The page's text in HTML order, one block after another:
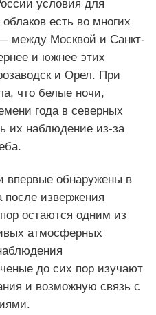
условия для
есть во многих
между Москвой и Санкт-
и южнее этих
и Орел. При
что белые ночи,
года в северных
их наблюдение из-за
впервые обнаружены в
после извержения
остаются одним из
атмосферных
до сих пор изучают
и возможную связь с